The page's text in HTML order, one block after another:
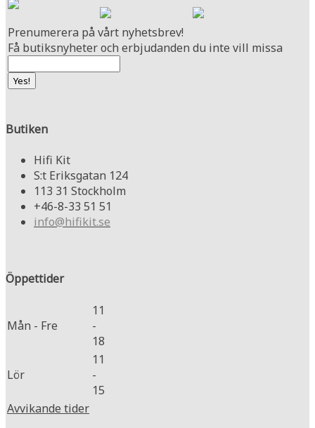
Prenumerera på vårt nyhetsbrev!
Få butiksnyheter och erbjudanden du inte vill missa
Butiken
Hifi Kit
S:t Eriksgatan 124
113 31 Stockholm
+46-8-33 51 51
info@hifikit.se
Öppettider
Mån - Fre
11
-
18
Lör
11
-
15
Avvikande tider